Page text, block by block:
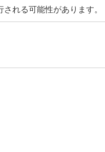
れる可能性があります。